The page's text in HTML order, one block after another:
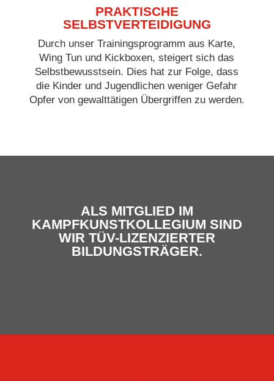
PRAKTISCHE
SELBSTVERTEIDIGUNG
Durch unser Trainingsprogramm aus Karte,
Wing Tun und Kickboxen, steigert sich das
Selbstbewusstsein. Dies hat zur Folge, dass
die Kinder und Jugendlichen weniger Gefahr
Opfer von gewalttätigen Übergriffen zu werden.
ALS MITGLIED IM
KAMPFKUNSTKOLLEGIUM SIND
WIR TÜV-LIZENZIERTER
BILDUNGSTRÄGER.